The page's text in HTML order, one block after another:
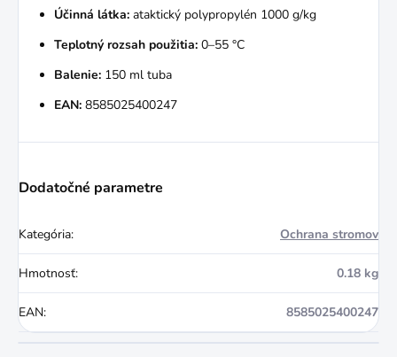
Účinná látka: ataktický polypropylén 1000 g/kg
Teplotný rozsah použitia: 0–55 °C
Balenie: 150 ml tuba
EAN: 8585025400247
Dodatočné parametre
Kategória: Ochrana stromov
Hmotnosť: 0.18 kg
EAN: 8585025400247